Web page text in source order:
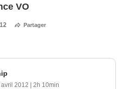
VO
Partager
avril 2012 | 2h 10min